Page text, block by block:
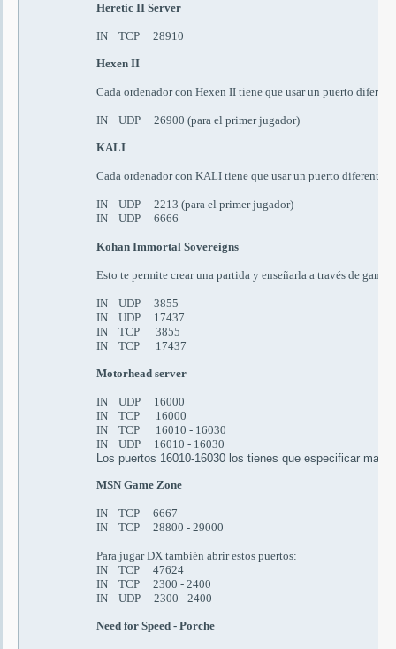
Heretic II Server
IN TCP 28910
Hexen II
Cada ordenador con Hexen II tiene que usar un puerto
IN UDP 26900 (para el primer jugador)
KALI
Cada ordenador con KALI tiene que usar un puerto diferente
IN UDP 2213 (para el primer jugador)
IN UDP 6666
Kohan Immortal Sovereigns
Esto te permite crear una partida y enseñarla a través de
IN UDP 3855
IN UDP 17437
IN TCP 3855
IN TCP 17437
Motorhead server
IN UDP 16000
IN TCP 16000
IN TCP 16010 - 16030
IN UDP 16010 - 16030
Los puertos 16010-16030 los tienes que especificar
MSN Game Zone
IN TCP 6667
IN TCP 28800 - 29000
Para jugar DX también abrir estos puertos:
IN TCP 47624
IN TCP 2300 - 2400
IN UDP 2300 - 2400
Need for Speed - Porche